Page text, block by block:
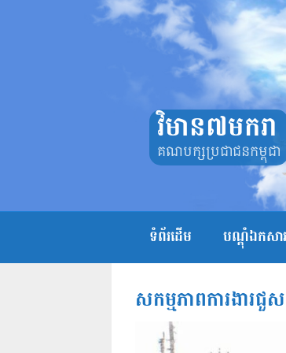
វិមាន៧មករា
គណបក្សប្រជាជនកម្ពុជា
ទំព័រដើម បណ្តុំឯកសារ
សកម្មភាពការងា